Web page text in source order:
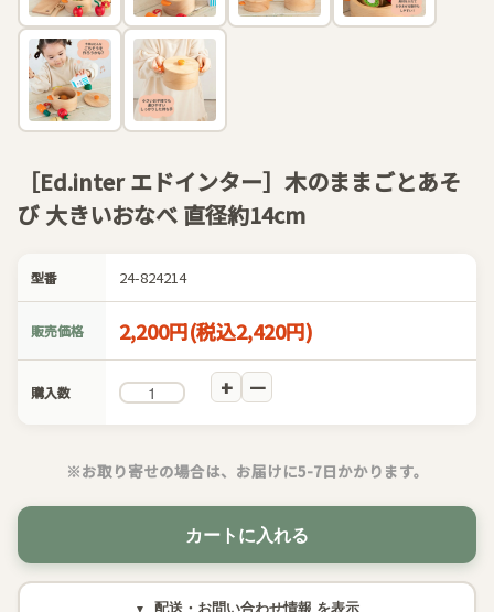
［Ed.inter エドインター］木のままごとあそ
び 大きいおなべ 直径約14cm
型番 24-824214
販売価格 2,200円(税込2,420円)
購入数
※お取り寄せの場合は、お届けに5-7日かかります。
カートに入れる
配送・お問い合わせ情報